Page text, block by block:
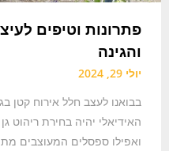
פתרונות וטיפים
והגינה
יולי 29, 2024
בבואנו לעצב חלל אירוח קטן
האידיאלי יהיה בחירת ריהוט
ואפילו ספסלים המעוצבים